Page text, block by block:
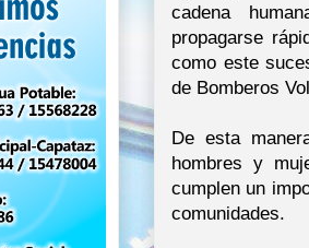
cadena
propagarse
como este
de Bomberos
De esta
hombres y
cumplen un
comunidades.